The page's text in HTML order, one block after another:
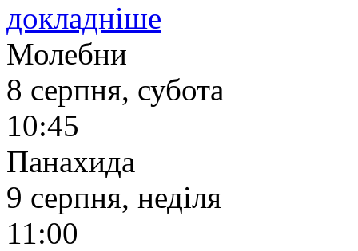
докладніше
Молебни
8 серпня, субота
10:45
Панахида
9 серпня, неділя
11:00